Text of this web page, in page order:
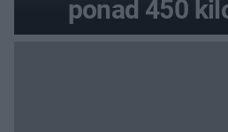
ponad 450